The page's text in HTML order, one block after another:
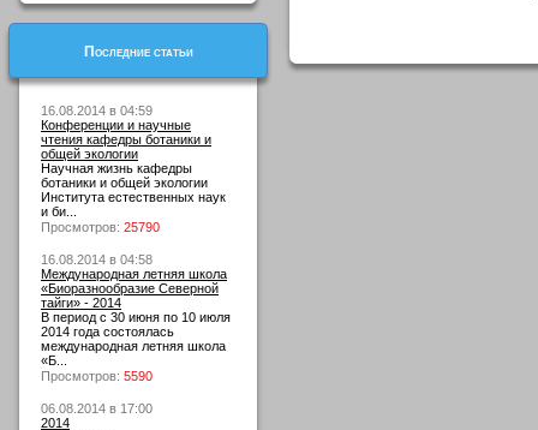
Последние статьи
16.08.2014 в 04:59
Конференции и научные
чтения кафедры ботаники и
общей экологии
Научная жизнь кафедры
ботаники и общей экологии
Института естественных наук
и би...
Просмотров: 25790
16.08.2014 в 04:58
Международная летняя школа
«Биоразнообразие Северной
тайги» - 2014
В период с 30 июня по 10 июля
2014 года состоялась
международная летняя школа
«Б...
Просмотров: 5590
06.08.2014 в 17:00
2014